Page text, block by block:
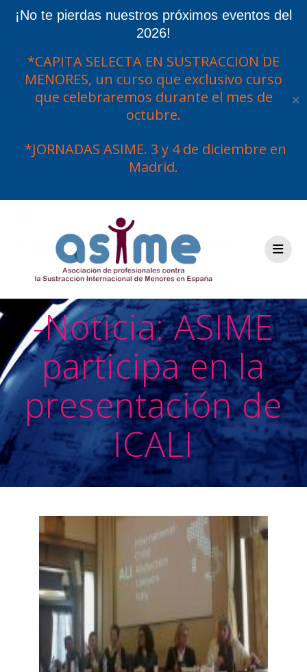
¡No te pierdas nuestros próximos eventos del
2026!
*CAPITA SELECTA EN SUSTRACCION DE
MENORES, un curso que exclusivo curso
que celebraremos durante el mes de
octubre.
*JORNADAS ASIME. 3 y 4 de diciembre en
Madrid.
✕
contenido
-Noticia: ASIME
participa en la
presentación de
ICALI